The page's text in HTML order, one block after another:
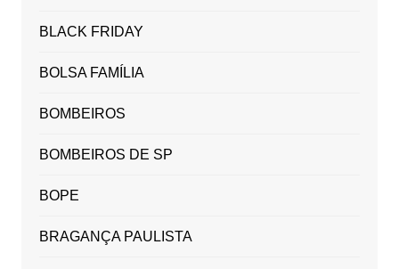
BLACK FRIDAY
BOLSA FAMÍLIA
BOMBEIROS
BOMBEIROS DE SP
BOPE
BRAGANÇA PAULISTA